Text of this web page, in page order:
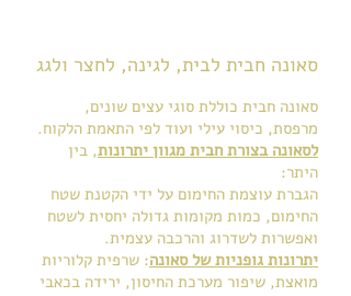
סאונה חבית לבית, לגינה, לחצר ולגג
סאונה חבית כוללת סוגי עצים שונים,
מרפסת, כיסוי עילי ועוד לפי התאמת הלקוח.
לסאונה בצורת חבית מגוון יתרונות, בין
היתר:
הגברת עוצמת החימום על ידי הקטנת שטח
החימום, כמות מקומות גדולה יחסית לשטח
ואפשרות לשדרוג והרכבה עצמית.
יתרונות גופניות של סאונה: שרפית קלוריות
מואצת, שיפור מערכת החיסון, ירידה בכאבי